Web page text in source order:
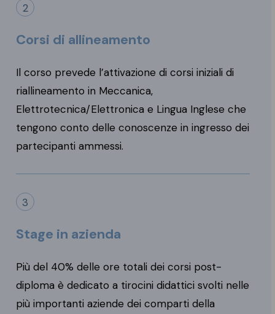
2
Corsi di allineamento
Il corso prevede l’attivazione di corsi iniziali di
riallineamento in Meccanica,
Elettrotecnica/Elettronica e Lingua Inglese che
tengono conto delle conoscenze in ingresso dei
partecipanti ammessi.
3
Stage in azienda
Più del 40% delle ore totali dei corsi post-
diploma è dedicato a tirocini didattici svolti nelle
più importanti aziende dei comparti della